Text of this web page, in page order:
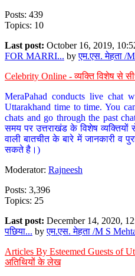
Posts: 439
Topics: 10
Last post: October 16, 2019,
FOR MARRI... byएम.एस. मेहता /
Celebrity Online - व्यक्ति विशेष से
MeraPahad conducts live chat
Uttarakhand time to time. You
chats and go through the past
समय पर उत्तराखंड के विशेष
वाली बातचीत के बारे में जानकारी व
सकते है।)
Moderator: Rajneesh
Posts: 3,396
Topics: 25
Last post: December 14, 2020,
पछिया... byएम.एस. मेहता /M S
Articles By Esteemed Guests of
अतिथियों के लेख